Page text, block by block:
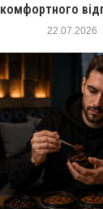
комфортного
22.07.2026